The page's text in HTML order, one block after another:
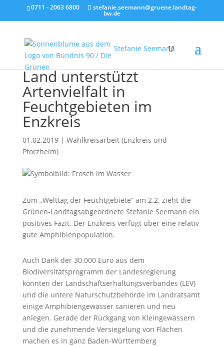
0711 - 2063 6800 stefanie.seemann@gruene.landtag-
bw.de
Stefanie Seemann
Land unterstützt
Artenvielfalt in
Feuchtgebieten im
Enzkreis
01.02.2019| Wahlkreisarbeit (Enzkreis und
Pforzheim)
Zum „Welttag der Feuchtgebiete“ am 2.2. zieht die
Grünen-Landtagsabgeordnete Stefanie Seemann ein
positives Fazit. Der Enzkreis verfügt über eine relativ
gute Amphibienpopulation.
Auch Dank der 30.000 Euro aus dem
Biodiversitätsprogramm der Landesregierung
konnten der Landschaftserhaltungsverbandes (LEV)
und die untere Naturschutzbehörde im Landratsamt
einige Amphibiengewässer sanieren und neu
anlegen. Gerade der Rückgang von Kleingewässern
und die zunehmende Versiegelung von Flächen
machen es in ganz Baden-Württemberg